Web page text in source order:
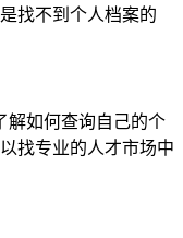
找不到个人档案的
解如何查询自己的个
找专业的人才市场中